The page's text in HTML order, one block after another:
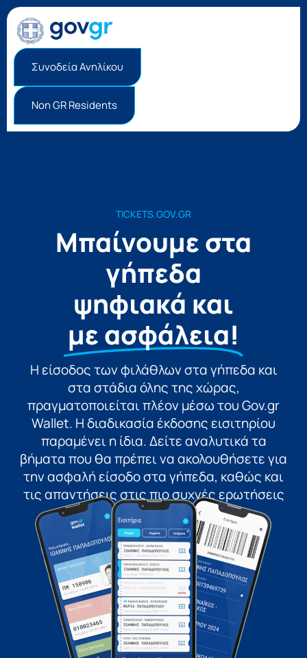
Συνοδεία Ανηλίκου
Non GR Residents
TICKETS.GOV.GR
Μπαίνουμε στα
γήπεδα
ψηφιακά και
με ασφάλεια!
Η είσοδος των φιλάθλων στα γήπεδα και
στα στάδια όλης της χώρας,
πραγματοποιείται πλέον μέσω του Gov.gr
Wallet. Η διαδικασία έκδοσης εισιτηρίου
παραμένει η ίδια. Δείτε αναλυτικά τα
βήματα που θα πρέπει να ακολουθήσετε για
την ασφαλή είσοδο στα γήπεδα, καθώς και
τις απαντήσεις στις πιο συχνές ερωτήσεις